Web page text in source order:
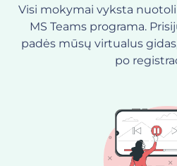
Visi mokymai vyksta
MS Teams programa.
padės mūsų virtualus
po